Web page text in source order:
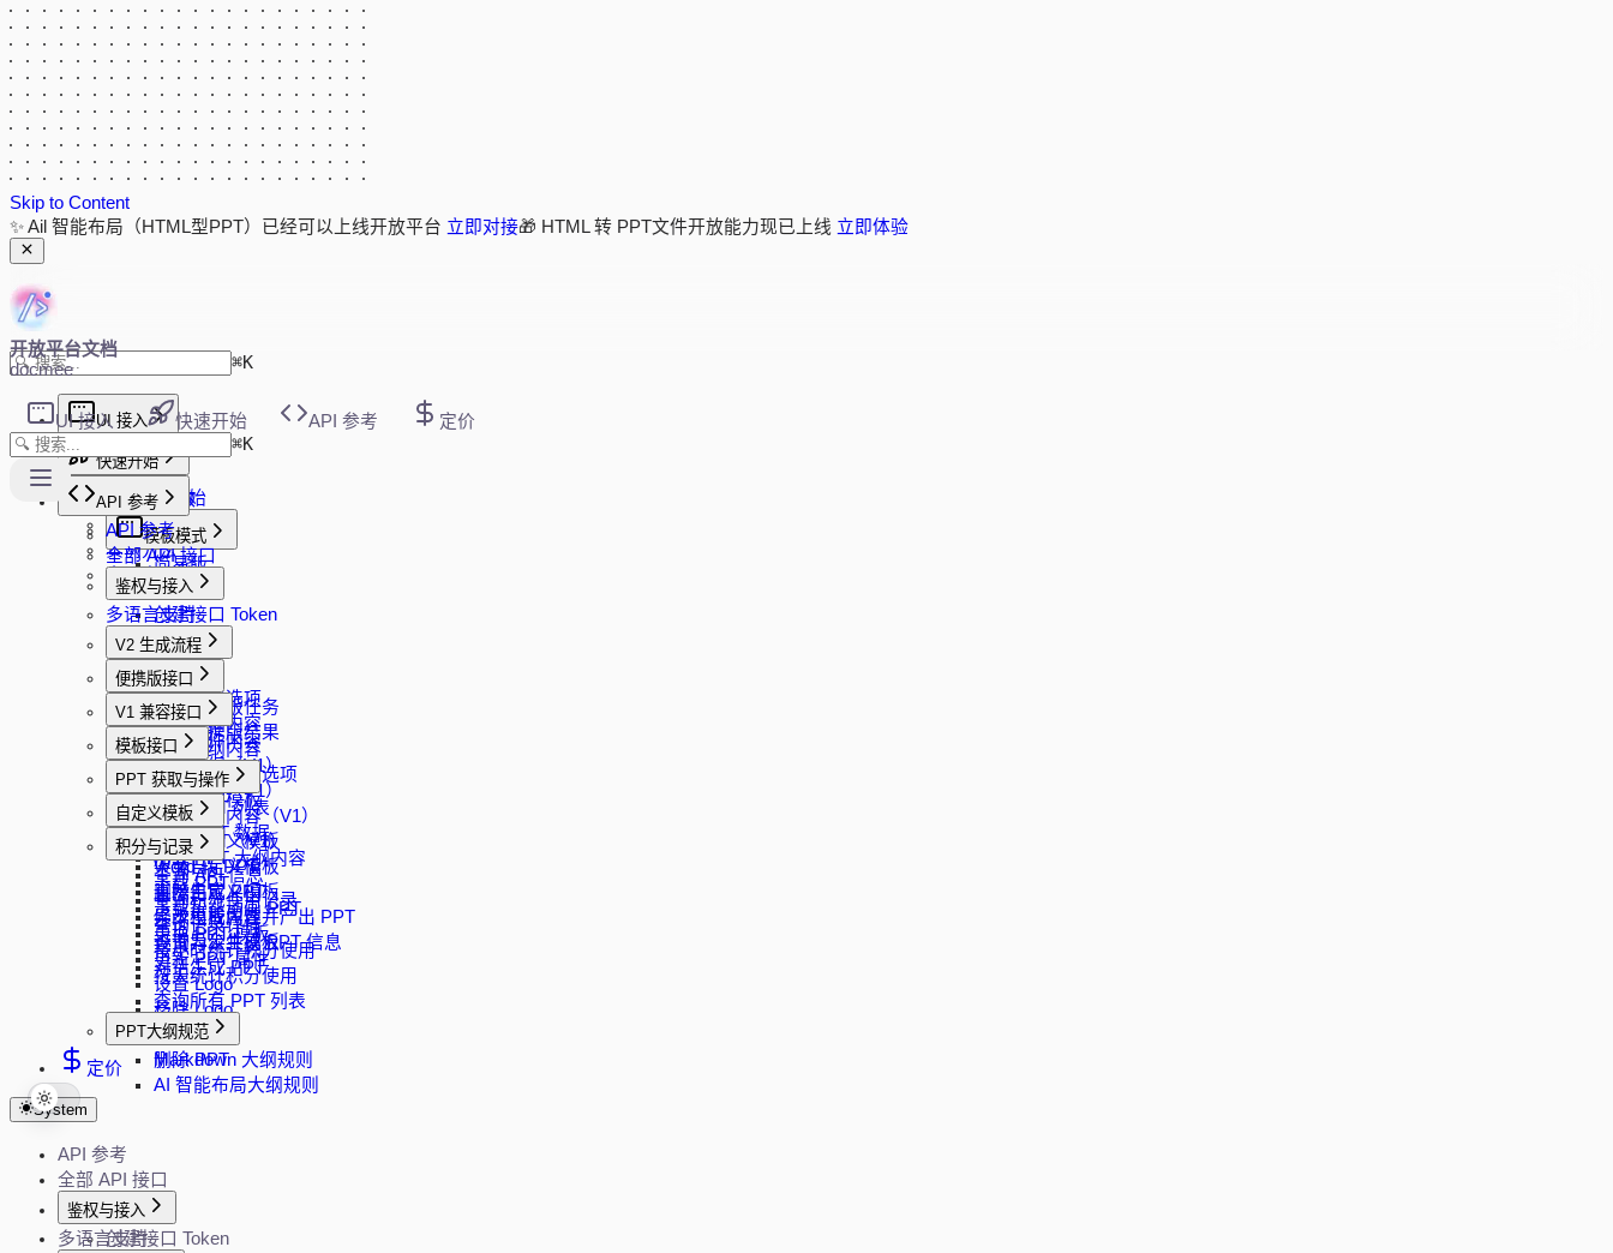
Skip to Content
✨ Ail 智能布局（HTML型PPT）已经可以上线开放平台 立即对接🎁 HTML 转 PPT文件开放能力现已上线 立即体验
开放平台文档
docmee
UI 接入 快速开始 API 参考 定价
⌘K
⌘K
UI 接入
快速开始
初始化参数
事件回调
实例方法
多语言支持
快速开始
快速开始
模板模式
简易版
完整版
API 参考
API 参考
全部 API 接口
鉴权与接入
创建接口 Token
多语言支持
V2 生成流程
创建任务
获取生成选项
生成大纲内容
修改大纲内容
生成 PPT
便携版接口
创建便携版任务
查询便携版结果
V1 兼容接口
解析文件内容
生成大纲（V1）
修改大纲（V1）
生成大纲内容（V1）
生成 PPT（V1）
Word 转 PPT
直接生成 PPT
异步生成内容并产出 PPT
查询异步生成 PPT 信息
对话生成 PPT
模板接口
获取模板过滤选项
分页查询模板
随机模板
PPT 获取与操作
获取 PPT 列表
加载 PPT 数据
加载 PPT 大纲内容
下载 PPT
下载智能动画 PPT
更换 PPT 模板
更新 PPT 属性
设置 Logo
移除 Logo
保存 PPT
删除 PPT
自定义模板
上传自定义模板
下载自定义模板
删除自定义模板
修改模板属性
设置为公共模板
积分与记录
查询 API 信息
查询积分使用记录
查询记录详情
按小时统计积分使用
按天统计积分使用
查询所有 PPT 列表
PPT大纲规范
Markdown 大纲规则
AI 智能布局大纲规则
定价
System
API 参考
全部 API 接口
鉴权与接入
创建接口 Token
多语言支持